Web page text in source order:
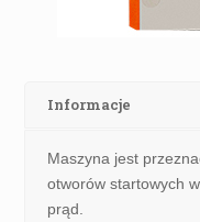
Informacje
Maszyna jest
otworów startowych
prąd.